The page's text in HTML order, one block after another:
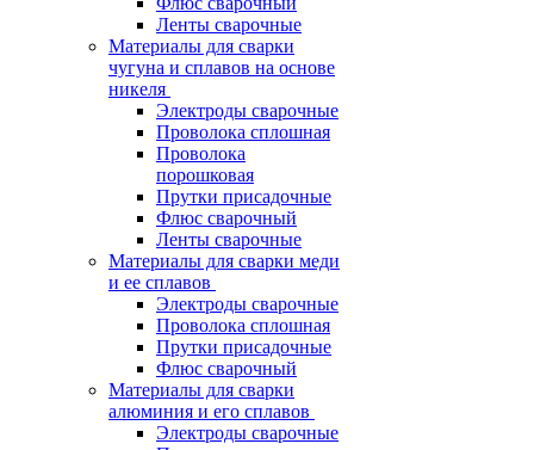
Ленты сварочные
Материалы для сварки
чугуна и сплавов на основе
никеля
Электроды сварочные
Проволока сплошная
Проволока
порошковая
Прутки присадочные
Флюс сварочный
Ленты сварочные
Материалы для сварки меди
и ее сплавов
Электроды сварочные
Проволока сплошная
Прутки присадочные
Флюс сварочный
Материалы для сварки
алюминия и его сплавов
Электроды сварочные